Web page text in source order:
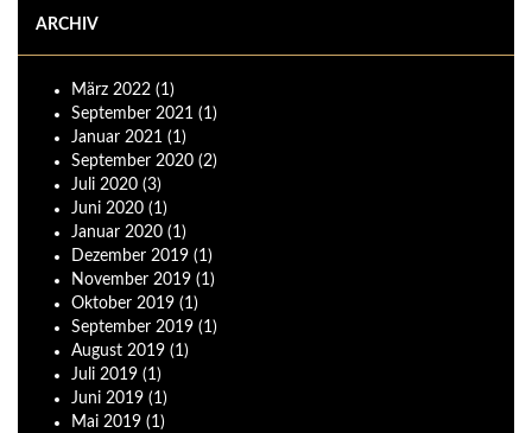
ARCHIV
März 2022 (1)
September 2021 (1)
Januar 2021 (1)
September 2020 (2)
Juli 2020 (3)
Juni 2020 (1)
Januar 2020 (1)
Dezember 2019 (1)
November 2019 (1)
Oktober 2019 (1)
September 2019 (1)
August 2019 (1)
Juli 2019 (1)
Juni 2019 (1)
Mai 2019 (1)